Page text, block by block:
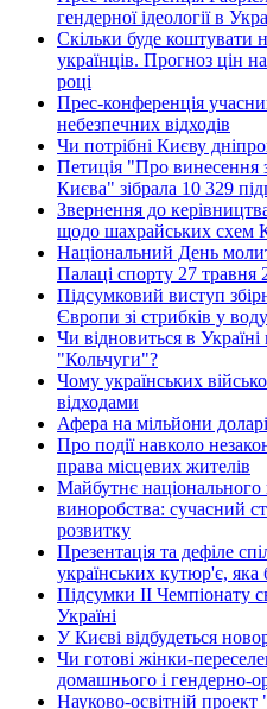
гендерної ідеології в
Скільки буде коштувати
українців. Прогноз цін
році
Прес-конференція
небезпечних відходів
Чи потрібні Києву
Петиція "Про винесення
Києва" зібрала 10 329
Звернення до
щодо шахрайських схем
Національний День
Палаці спорту 27 травня
Підсумковий виступ
Європи зі стрибків у
Чи відновиться в
"Кольчуги"?
Чому українських
відходами
Афера на мільйони
Про події навколо
права місцевих жителів
Майбутнє національного
виноробства: сучасний
розвитку
Презентація та дефіле
українських кутюр'є, яка
Підсумки ІІ Чемпіонату
Україні
У Києві відбудеться
Чи готові жінки-
домашнього і гендерно-
Науково-освітній